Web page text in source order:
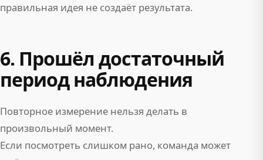
правильная идея не создаёт результата.
6. Прошёл достаточный
период наблюдения
Повторное измерение нельзя делать в
произвольный момент.
Если посмотреть слишком рано, команда может